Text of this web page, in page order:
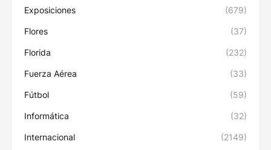
Exposiciones (679)
Flores (37)
Florida (232)
Fuerza Aérea (33)
Fútbol (59)
Informática (32)
Internacional (2149)